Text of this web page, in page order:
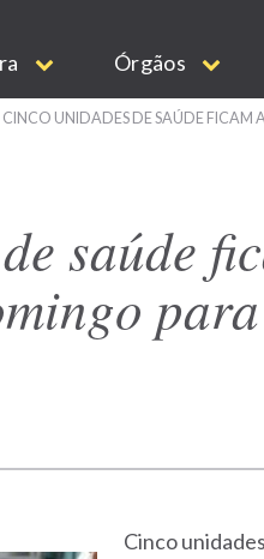
Órgãos
CINCO UNIDADES DE SAÚDE FICAM
saúde
Cinco